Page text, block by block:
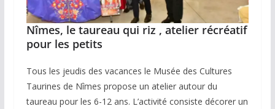
Nîmes, le taureau qui riz , atelier récréatif
pour les petits
Tous les jeudis des vacances le Musée des Cultures
Taurines de Nîmes propose un atelier autour du
taureau pour les 6-12 ans. L’activité consiste décorer un